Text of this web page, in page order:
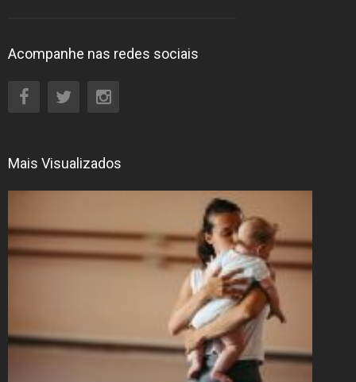
Acompanhe nas redes sociais
Mais Visualizados